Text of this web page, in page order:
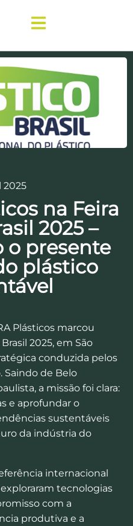
2025
na Feira
2025 –
o presente
plástico
Plásticos marcou
2025, em São
conduzida pelos
Saindo de Belo
a missão foi clara:
e aprofundar o
sustentáveis
da indústria do
internacional
tecnologias
com a
produtiva e a